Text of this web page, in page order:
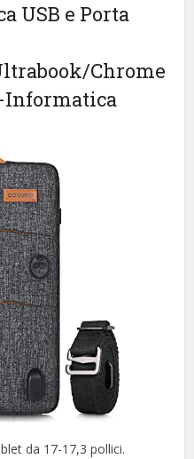
USB e Porta
Chrome
-Informatica
da 17-17,3 pollici.